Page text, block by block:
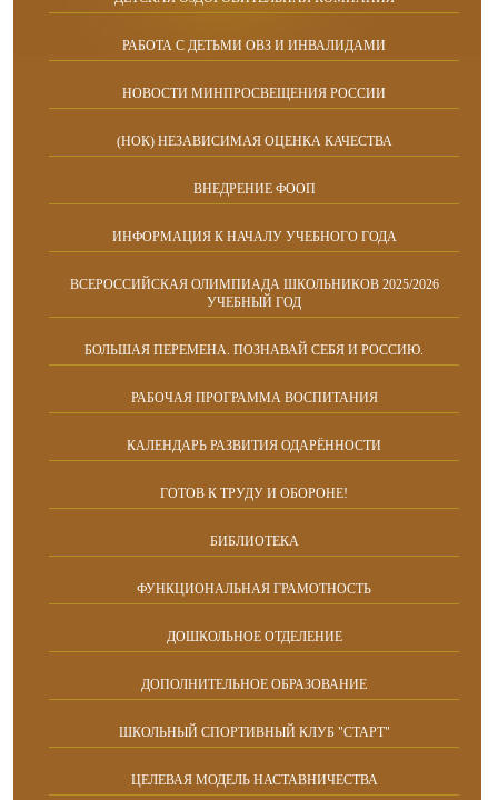
РАБОТА С ДЕТЬМИ ОВЗ И ИНВАЛИДАМИ
НОВОСТИ МИНПРОСВЕЩЕНИЯ РОССИИ
(НОК) НЕЗАВИСИМАЯ ОЦЕНКА КАЧЕСТВА
ВНЕДРЕНИЕ ФООП
ИНФОРМАЦИЯ К НАЧАЛУ УЧЕБНОГО ГОДА
ВСЕРОССИЙСКАЯ ОЛИМПИАДА ШКОЛЬНИКОВ 2025/2026
УЧЕБНЫЙ ГОД
БОЛЬШАЯ ПЕРЕМЕНА. ПОЗНАВАЙ СЕБЯ И РОССИЮ.
РАБОЧАЯ ПРОГРАММА ВОСПИТАНИЯ
КАЛЕНДАРЬ РАЗВИТИЯ ОДАРЁННОСТИ
ГОТОВ К ТРУДУ И ОБОРОНЕ!
БИБЛИОТЕКА
ФУНКЦИОНАЛЬНАЯ ГРАМОТНОСТЬ
ДОШКОЛЬНОЕ ОТДЕЛЕНИЕ
ДОПОЛНИТЕЛЬНОЕ ОБРАЗОВАНИЕ
ШКОЛЬНЫЙ СПОРТИВНЫЙ КЛУБ "СТАРТ"
ЦЕЛЕВАЯ МОДЕЛЬ НАСТАВНИЧЕСТВА